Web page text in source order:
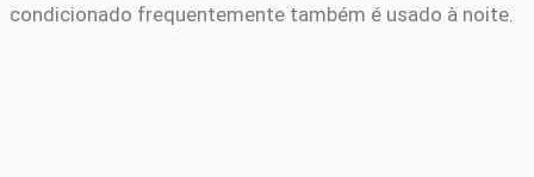
condicionado frequentemente também é usado à noite.